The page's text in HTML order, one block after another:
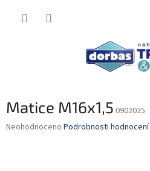
Matice M16x1,5 0902025
Průměrné
Neohodnoceno Podrobnosti hodnocení